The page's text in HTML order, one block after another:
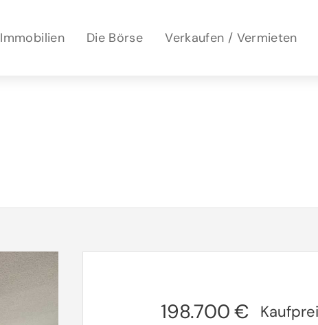
Immobilien Die Börse Verkaufen / Vermieten
198.700 €